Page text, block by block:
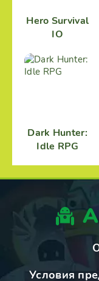
Hero Survival
IO
Dark Hunter:
Idle RPG
Условия